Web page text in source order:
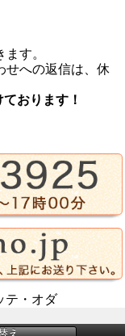
す。
せへの返信は、休
おります！
テ・オダ
え